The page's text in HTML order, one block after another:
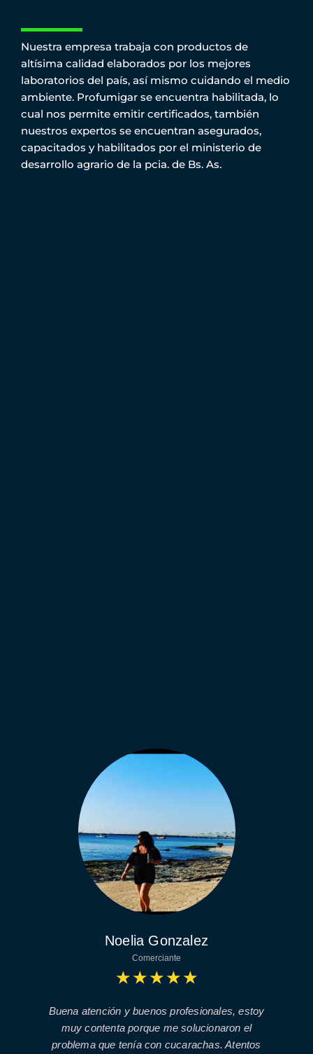
Nuestra empresa trabaja con productos de
altísima calidad elaborados por los mejores
laboratorios del país, así mismo cuidando el medio
ambiente. Profumigar se encuentra habilitada, lo
cual nos permite emitir certificados, también
nuestros expertos se encuentran asegurados,
capacitados y habilitados por el ministerio de
desarrollo agrario de la pcia. de Bs. As.
Noelia Gonzalez
Comerciante
★★★★★
Buena atención y buenos profesionales, estoy
muy contenta porque me solucionaron el
problema que tenía con cucarachas. Atentos